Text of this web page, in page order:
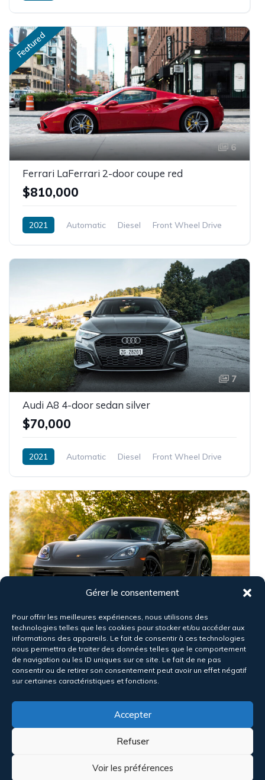
Gérer le consentement
Pour offrir les meilleures expériences, nous utilisons des
technologies telles que les cookies pour stocker et/ou accéder aux
informations des appareils. Le fait de consentir à ces technologies
nous permettra de traiter des données telles que le comportement
de navigation ou les ID uniques sur ce site. Le fait de ne pas
consentir ou de retirer son consentement peut avoir un effet négatif
sur certaines caractéristiques et fonctions.
Accepter
Refuser
Voir les préférences
Featured
6
Ferrari LaFerrari 2-door coupe red
$810,000
2021 Automatic Diesel Front Wheel Drive
7
Audi A8 4-door sedan silver
$70,000
2021 Automatic Diesel Front Wheel Drive
Porsche 718 Cayman
$50,000
200,000 miles